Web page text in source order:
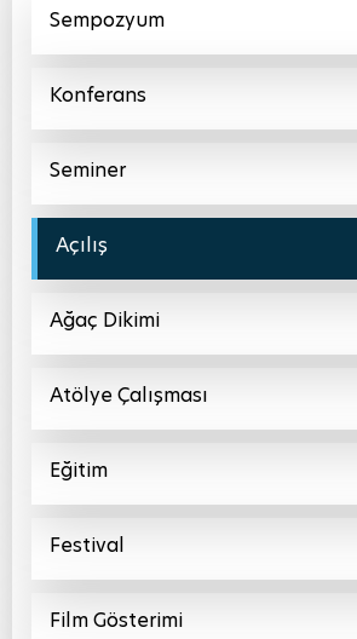
Sempozyum
Konferans
Seminer
Açılış
Ağaç Dikimi
Atölye Çalışması
Eğitim
Festival
Film Gösterimi